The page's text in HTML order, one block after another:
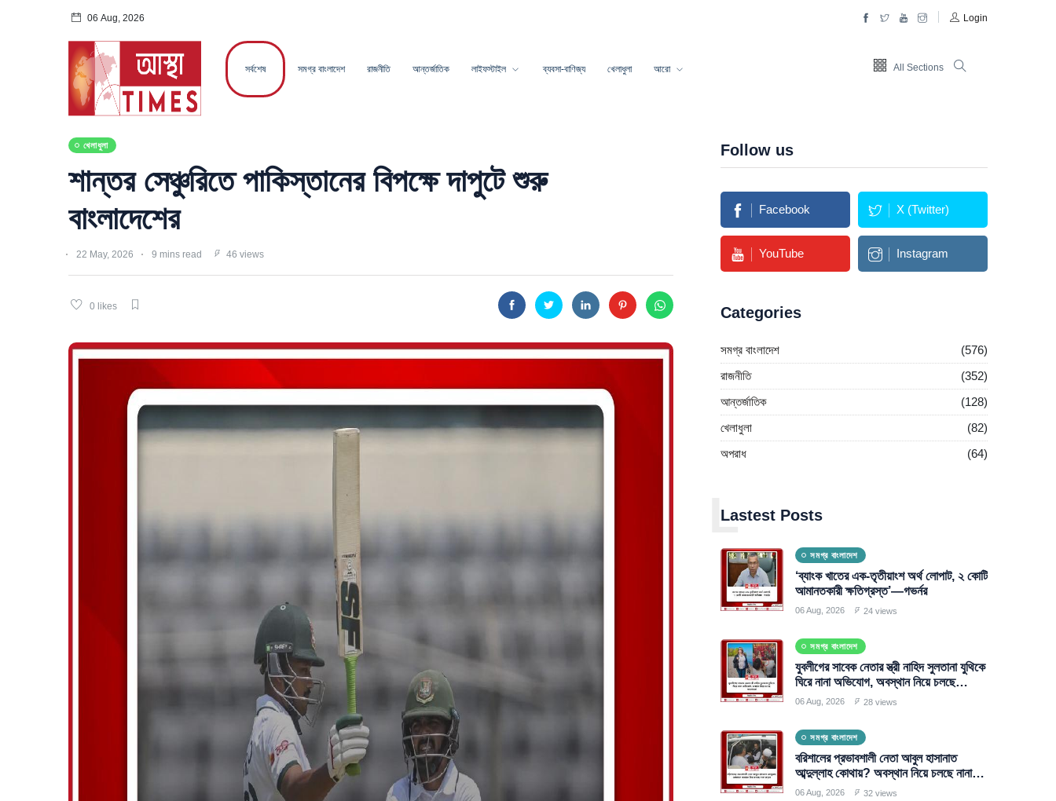
06 Aug, 2026 Login
সর্বশেষ সমগ্র বাংলাদেশ রাজনীতি আন্তর্জাতিক লাইফস্টাইল ব্যবসা-বাণিজ্য খেলাধুলা আরো All Sections
খেলাধুলা
শান্তর সেঞ্চুরিতে পাকিস্তানের বিপক্ষে দাপুটে শুরু
বাংলাদেশের
22 May, 2026 9 mins read 46 views
0 likes
Follow us
Facebook X (Twitter)
YouTube Instagram
Categories
সমগ্র বাংলাদেশ
(576)
রাজনীতি
(352)
আন্তর্জাতিক
(128)
খেলাধুলা
(82)
অপরাধ
(64)
Lastest Posts
L
সমগ্র বাংলাদেশ
‘ব্যাংক খাতের এক-তৃতীয়াংশ অর্থ লোপাট, ২ কোটি
আমানতকারী ক্ষতিগ্রস্ত’—গভর্নর
06 Aug, 2026 24 views
সমগ্র বাংলাদেশ
যুবলীগের সাবেক নেতার স্ত্রী নাহিদ সুলতানা যুথিকে
ঘিরে নানা অভিযোগ, অবস্থান নিয়ে চলছে
আলোচনা
06 Aug, 2026 28 views
সমগ্র বাংলাদেশ
বরিশালের প্রভাবশালী নেতা আবুল হাসানাত
আব্দুল্লাহ কোথায়? অবস্থান নিয়ে চলছে নানা
জল্পনা
06 Aug, 2026 32 views